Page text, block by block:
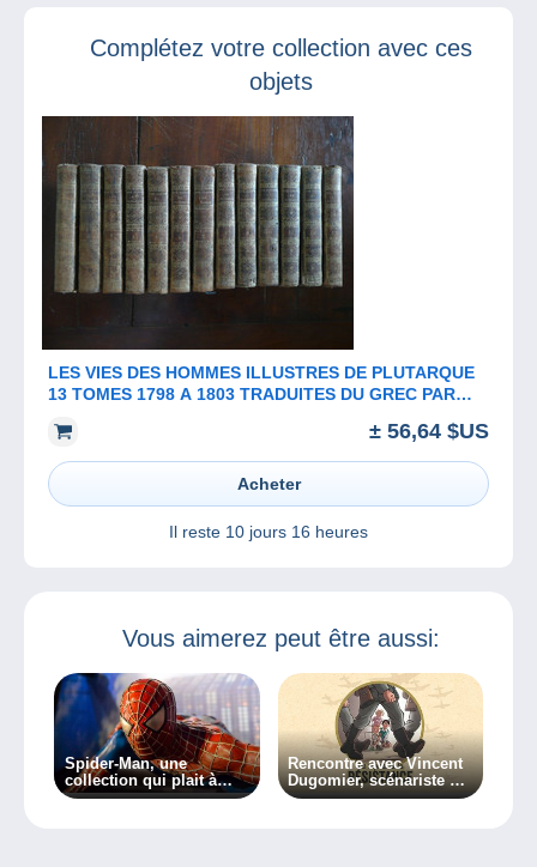
conclue sur
Complétez votre collection avec ces
objets
LES VIES DES HOMMES ILLUSTRES DE PLUTARQUE
13 TOMES 1798 A 1803 TRADUITES DU GREC PAR
± 56,64 $US
Acheter
Il reste 10 jours 16 heures
Vous aimerez peut être aussi:
Spider-Man, une
collection qui plait à
tous.
Rencontre avec Vincent
Dugomier, scénariste de
la série « Les enfants de